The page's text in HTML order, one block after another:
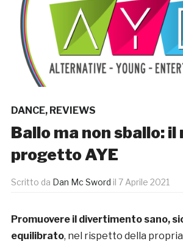
DANCE, REVIEWS
Ballo ma non sballo: il
progetto AYE
Scritto da Dan Mc Sword il 7 Aprile 2021
Promuovere il divertimento sano,
equilibrato, nel rispetto della